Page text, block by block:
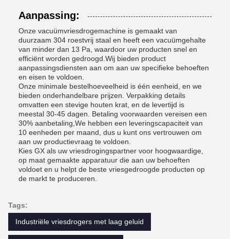
Aanpassing:
Onze vacuümvriesdrogemachine is gemaakt van
duurzaam 304 roestvrij staal en heeft een vacuümgehalte
van minder dan 13 Pa, waardoor uw producten snel en
efficiënt worden gedroogd.Wij bieden product
aanpassingsdiensten aan om aan uw specifieke behoeften
en eisen te voldoen.
Onze minimale bestelhoeveelheid is één eenheid, en we
bieden onderhandelbare prijzen. Verpakking details
omvatten een stevige houten krat, en de levertijd is
meestal 30-45 dagen. Betaling voorwaarden vereisen een
30% aanbetaling,We hebben een leveringscapaciteit van
10 eenheden per maand, dus u kunt ons vertrouwen om
aan uw productievraag te voldoen.
Kies GX als uw vriesdrogingspartner voor hoogwaardige,
op maat gemaakte apparatuur die aan uw behoeften
voldoet en u helpt de beste vriesgedroogde producten op
de markt te produceren.
Tags:
Industriële vriesdrogers met laag geluid